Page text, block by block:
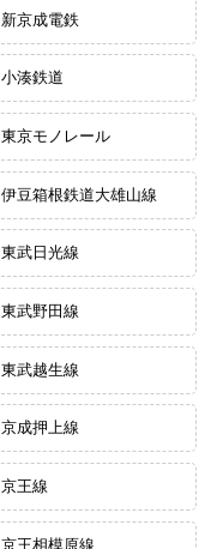
新京成電鉄
小湊鉄道
東京モノレール
伊豆箱根鉄道大雄山線
東武日光線
東武野田線
東武越生線
京成押上線
京王線
京王相模原線